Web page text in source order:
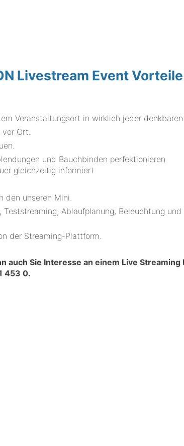
Livestream Event
Veranstaltungsort in wirklich jeder
Ort.
und Bauchbinden perfektionieren
gleichzeitig informiert.
den unseren Mini.
Ablaufplanung, Beleuchtung und
der Streaming-Plattform.
auch Sie Interesse an einem Live Streaming
453 0.